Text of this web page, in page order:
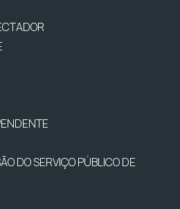
DO SERVIÇO PÚBLICO DE